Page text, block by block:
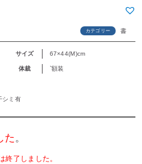
カテゴリー 書
サイズ 67×44(M)cm
体裁 `額装
シミ有
た。
終了しました。